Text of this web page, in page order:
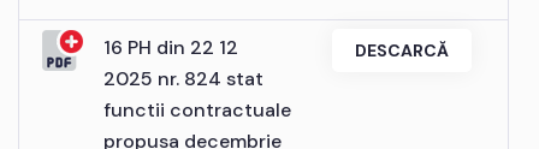
16 PH din 22 12
2025 nr. 824 stat
functii contractuale
propusa decembrie
DESCARCĂ